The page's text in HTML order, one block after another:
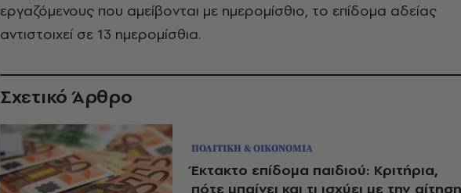
εργαζόμενους που αμείβονται με ημερομίσθιο, το επίδομα αδείας
αντιστοιχεί σε 13 ημερομίσθια.
Σχετικό Άρθρο
ΠΟΛΙΤΙΚΗ & ΟΙΚΟΝΟΜΙΑ
Έκτακτο επίδομα παιδιού: Κριτήρια,
πότε μπαίνει και τι ισχύει με την αίτηση